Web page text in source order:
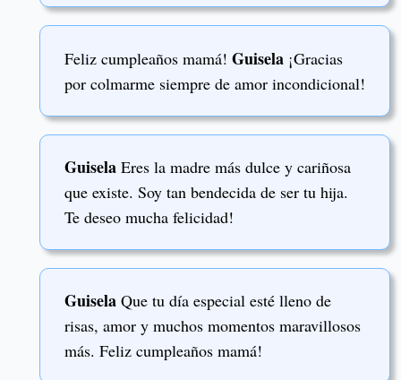
Feliz cumpleaños mamá! Guisela ¡Gracias
por colmarme siempre de amor incondicional!
Guisela Eres la madre más dulce y cariñosa
que existe. Soy tan bendecida de ser tu hija.
Te deseo mucha felicidad!
Guisela Que tu día especial esté lleno de
risas, amor y muchos momentos maravillosos
más. Feliz cumpleaños mamá!